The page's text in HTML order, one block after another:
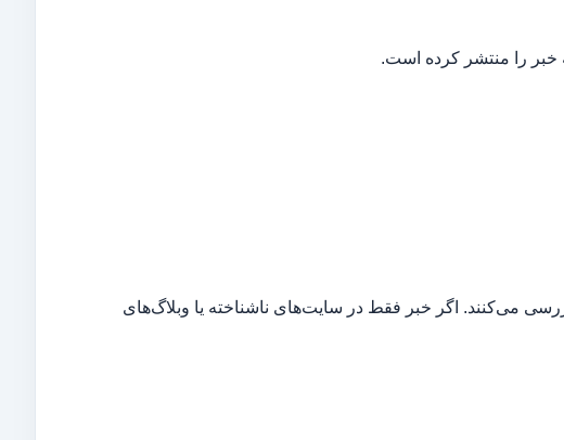
خبر را منتشر کرده است.
بررسی می‌کنند. اگر خبر فقط در سایت‌های ناشناخته یا وبلاگ‌های